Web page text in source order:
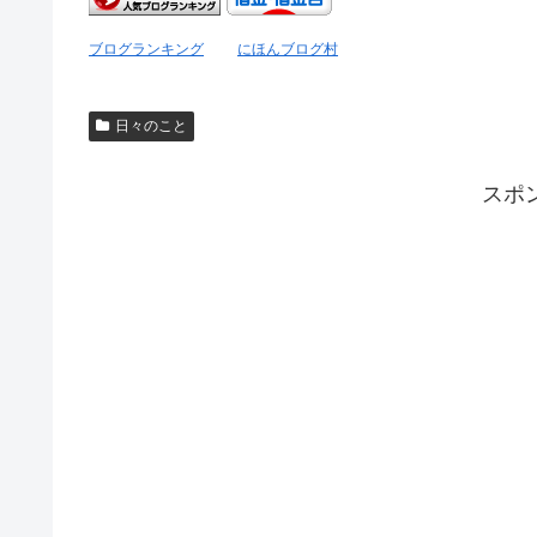
ブログランキング にほんブログ村
日々のこと
スポ